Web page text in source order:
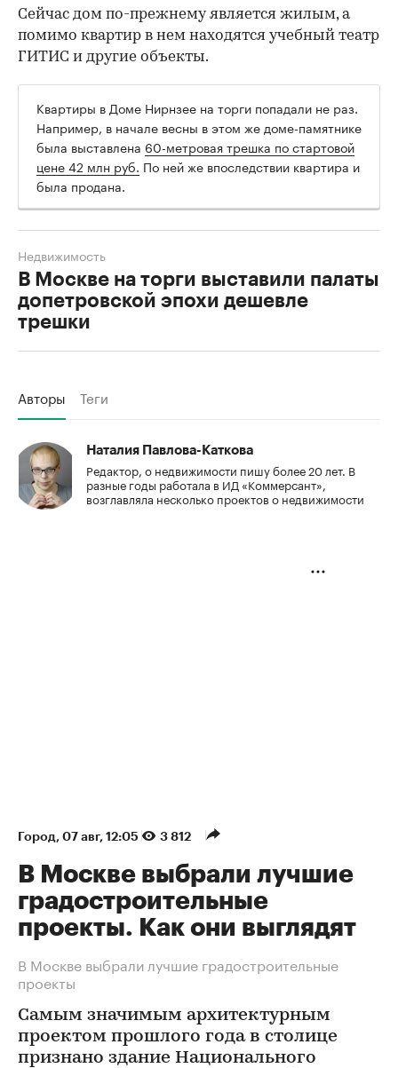
Сейчас дом по-прежнему является жилым, а
помимо квартир в нем находятся учебный театр
ГИТИС и другие объекты.
Квартиры в Доме Нирнзее на торги попадали не раз.
Например, в начале весны в этом же доме-памятнике
была выставлена 60-метровая трешка по стартовой
цене 42 млн руб. По ней же впоследствии квартира и
была продана.
В Москве на торги выставили палаты
допетровской эпохи дешевле
трешки
Недвижимость
Авторы Теги
Наталия Павлова-Каткова
Редактор, о недвижимости пишу более 20 лет. В
разные годы работала в ИД «Коммерсант»,
возглавляла несколько проектов о недвижимости
Город⁠, 07 авг, 12:05 3 812
В Москве выбрали лучшие
градостроительные
проекты. Как они выглядят
В Москве выбрали лучшие градостроительные
проекты
Самым значимым архитектурным
проектом прошлого года в столице
признано здание Национального